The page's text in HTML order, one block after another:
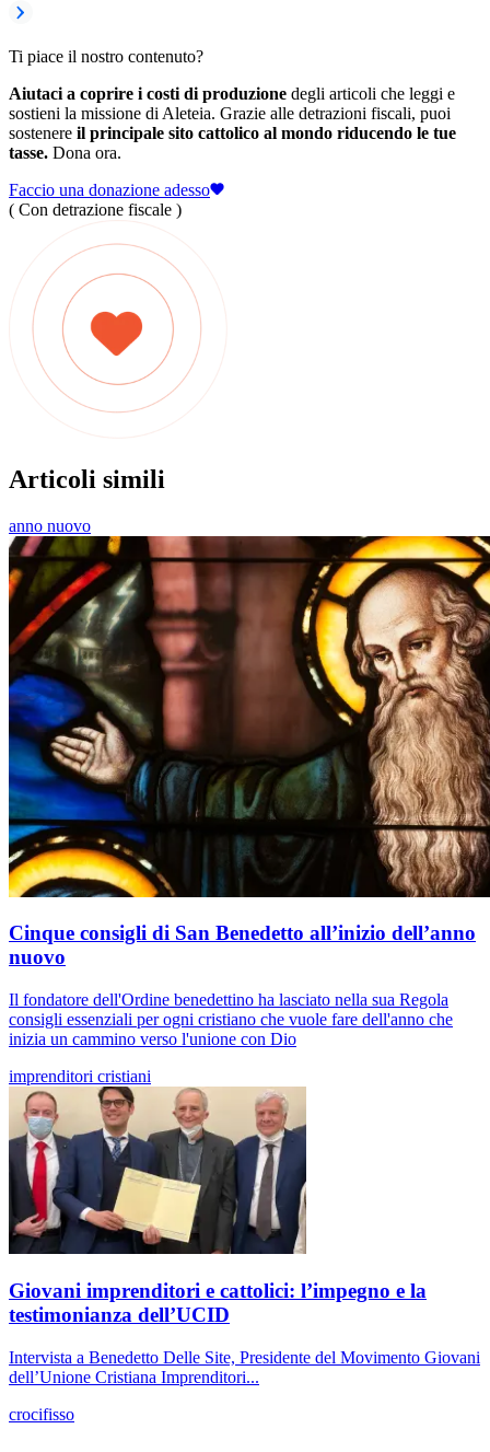
Ti piace il nostro contenuto?
Aiutaci a coprire i costi di produzione degli articoli che leggi e
sostieni la missione di Aleteia. Grazie alle detrazioni fiscali, puoi
sostenere il principale sito cattolico al mondo riducendo le tue
tasse. Dona ora.
Faccio una donazione adesso
( Con detrazione fiscale )
Articoli simili
anno nuovo
Cinque consigli di San Benedetto all’inizio dell’anno
nuovo
Il fondatore dell'Ordine benedettino ha lasciato nella sua Regola
consigli essenziali per ogni cristiano che vuole fare dell'anno che
inizia un cammino verso l'unione con Dio
imprenditori cristiani
Giovani imprenditori e cattolici: l’impegno e la
testimonianza dell’UCID
Intervista a Benedetto Delle Site, Presidente del Movimento Giovani
dell’Unione Cristiana Imprenditori...
crocifisso